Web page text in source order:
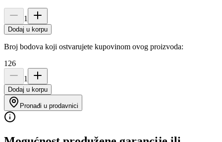
1
Dodaj u korpu
Broj bodova koji ostvarujete kupovinom ovog proizvoda:
126
1
Dodaj u korpu
Pronađi u prodavnici